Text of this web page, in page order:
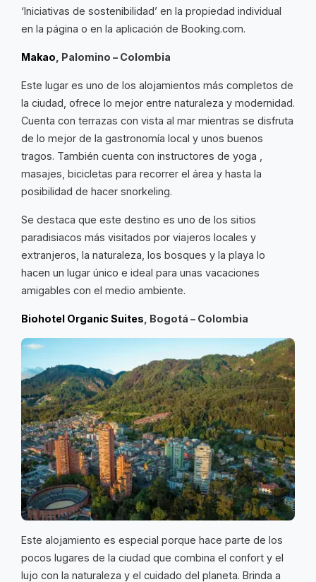
‘Iniciativas de sostenibilidad’ en la propiedad individual
en la página o en la aplicación de Booking.com.
Makao , Palomino – Colombia
Este lugar es uno de los alojamientos más completos de
la ciudad, ofrece lo mejor entre naturaleza y modernidad.
Cuenta con terrazas con vista al mar mientras se disfruta
de lo mejor de la gastronomía local y unos buenos
tragos. También cuenta con instructores de yoga ,
masajes, bicicletas para recorrer el área y hasta la
posibilidad de hacer snorkeling.
Se destaca que este destino es uno de los sitios
paradisiacos más visitados por viajeros locales y
extranjeros, la naturaleza, los bosques y la playa lo
hacen un lugar único e ideal para unas vacaciones
amigables con el medio ambiente.
Biohotel Organic Suites , Bogotá – Colombia
Este alojamiento es especial porque hace parte de los
pocos lugares de la ciudad que combina el confort y el
lujo con la naturaleza y el cuidado del planeta. Brinda a